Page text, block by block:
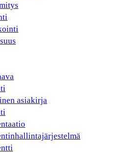
asiakirja